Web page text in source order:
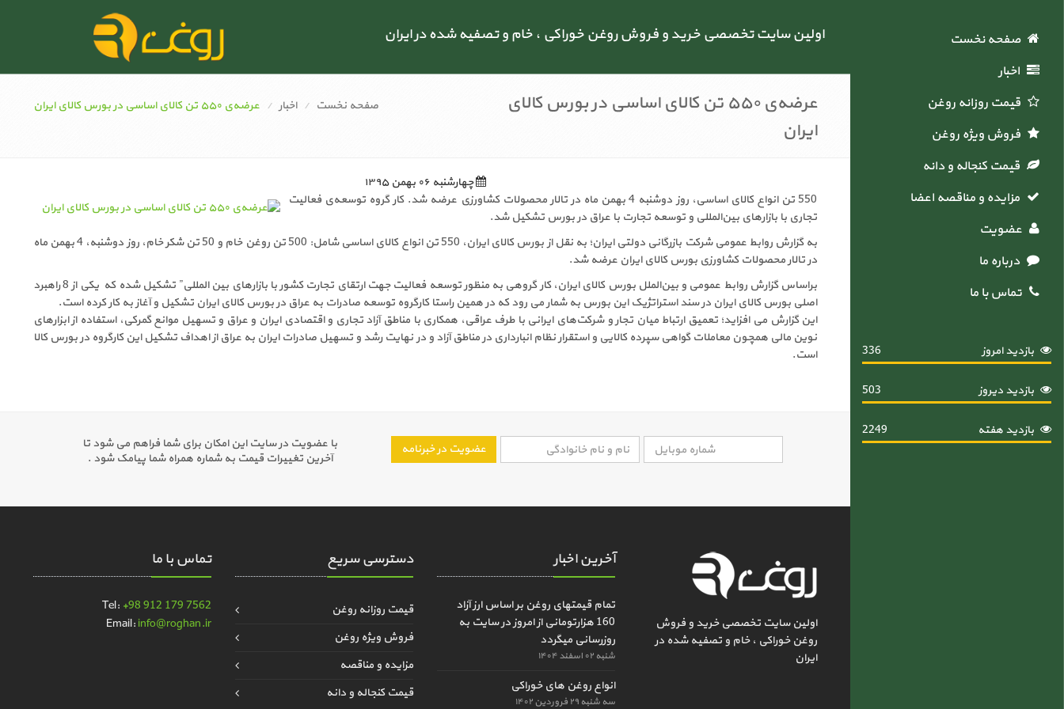
اولین سایت تخصصی خرید و فروش روغن خوراکی ، خام و تصفیه شده در ایران
صفحه نخست
اخبار
قیمت روزانه روغن
فروش ویژه روغن
قیمت کنجاله و دانه
مزایده و مناقصه اعضاء
عضویت
درباره ما
تماس با ما
بازدید امروز 336
بازدید دیروز 503
بازدید هفته 2249
عرضه‌ی ۵۵۰ تن کالای اساسی در بورس کالای
ایران
صفحه نخست اخبار عرضه‌ی ۵۵۰ تن کالای اساسی در بورس کالای ایران
چهارشنبه ۰۶ بهمن ۱۳۹۵
550 تن انواع کالای اساسی، روز دوشنبه 4 بهمن ماه در تالار محصولات کشاورزی عرضه شد. کار گروه توسعه‌ی فعالیت
تجاری با بازارهای بین‌المللی و توسعه تجارت با عراق در بورس تشکیل شد.
به گزارش روابط عمومی شرکت بازرگانی دولتی ایران؛ به نقل از بورس کالای ایران، 550 تن انواع کالای اساسی شامل: 500 تن روغن خام و 50 تن شکر خام، روز دوشنبه، 4 بهمن ماه
در تالار محصولات کشاورزی بورس کالای ایران عرضه شد.
براساس گزارش روابط عمومی و بین‌الملل بورس کالای ایران، کار گروهی به منظور توسعه فعالیت جهت ارتقای تجارت کشور با بازارهای بین المللی” تشکیل شده که یکی از 8 راهبرد
اصلی بورس کالای ایران در سند استراتژیک این بورس به شمار می رود که در همین راستا کارگروه توسعه صادرات به عراق در بورس کالای ایران تشکیل و آغاز به کار کرده است.
این گزارش می افزاید؛ تعمیق ارتباط میان تجار و شرکت‌های ایرانی با طرف عراقی، همکاری با مناطق آزاد تجاری و اقتصادی ایران و عراق و تسهیل موانع گمرکی، استفاده از ابزارهای
نوین مالی همچون معاملات گواهی سپرده کالایی و استقرار نظام انبارداری در مناطق آزاد و در نهایت رشد و تسهیل صادرات ایران به عراق از اهداف تشکیل این کارگروه در بورس کالا
است.
عضویت در خبرنامه
با عضویت در سایت این امکان برای شما فراهم می شود تا
آخرین تغییرات قیمت به شماره همراه شما پیامک شود .
اولین سایت تخصصی خرید و فروش
روغن خوراکی ، خام و تصفیه شده در
ایران
آخرین اخبار
تمام قیمتهای روغن بر اساس ارز آزاد
160 هزارتومانی از امروز در سایت به
روزرسانی میگردد
شنبه ۰۲ اسفند ۱۴۰۴
انواع روغن های خوراکی
سه شنبه ۲۹ فروردین ۱۴۰۲
دسترسی سریع
قیمت روزانه روغن
فروش ویژه روغن
مزایده و مناقصه
قیمت کنجاله و دانه
تماس با ما
Tel: +98 912 179 7562
Email:info@roghan.ir